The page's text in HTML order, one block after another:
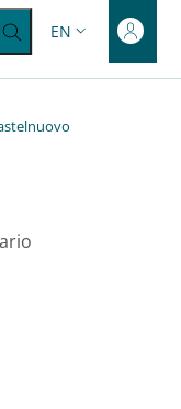
LANGUAGE
EN